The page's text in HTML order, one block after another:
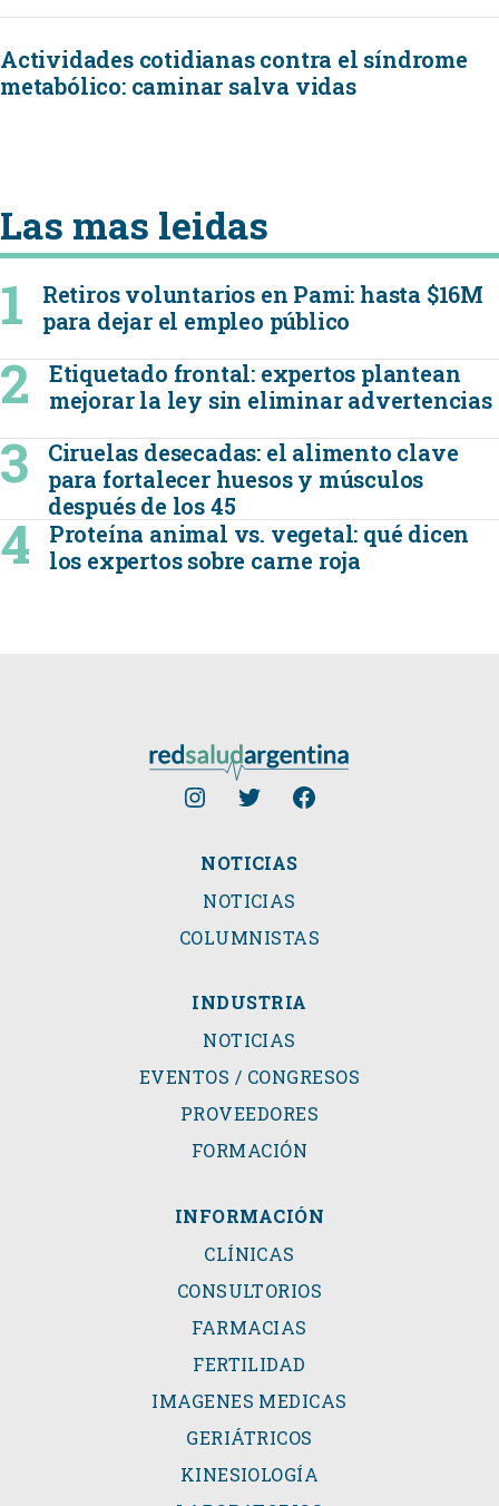
Actividades cotidianas contra el síndrome
metabólico: caminar salva vidas
Las mas leidas
Retiros voluntarios en Pami: hasta $16M
para dejar el empleo público
Etiquetado frontal: expertos plantean
mejorar la ley sin eliminar advertencias
Ciruelas desecadas: el alimento clave
para fortalecer huesos y músculos
después de los 45
Proteína animal vs. vegetal: qué dicen
los expertos sobre carne roja
NOTICIAS
NOTICIAS
COLUMNISTAS
INDUSTRIA
NOTICIAS
EVENTOS / CONGRESOS
PROVEEDORES
FORMACIÓN
INFORMACIÓN
CLÍNICAS
CONSULTORIOS
FARMACIAS
FERTILIDAD
IMAGENES MEDICAS
GERIÁTRICOS
KINESIOLOGÍA